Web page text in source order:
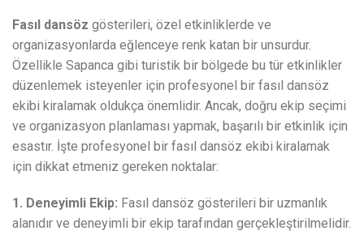
Fasıl dansöz gösterileri, özel etkinliklerde ve
organizasyonlarda eğlenceye renk katan bir unsurdur.
Özellikle Sapanca gibi turistik bir bölgede bu tür etkinlikler
düzenlemek isteyenler için profesyonel bir fasıl dansöz
ekibi kiralamak oldukça önemlidir. Ancak, doğru ekip seçimi
ve organizasyon planlaması yapmak, başarılı bir etkinlik için
esastır. İşte profesyonel bir fasıl dansöz ekibi kiralamak
için dikkat etmeniz gereken noktalar:
1. Deneyimli Ekip: Fasıl dansöz gösterileri bir uzmanlık
alanıdır ve deneyimli bir ekip tarafından gerçekleştirilmelidir.